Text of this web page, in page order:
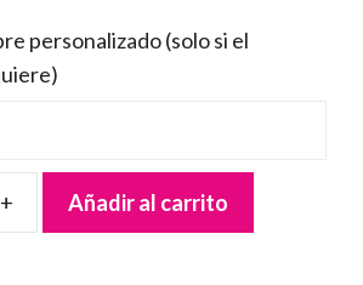
personalizado (solo si el
Añadir al carrito